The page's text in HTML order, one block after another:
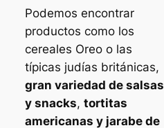
Podemos encontrar
productos como los
cereales Oreo o las
típicas judías británicas,
gran variedad de salsas
y snacks, tortitas
americanas y jarabe de